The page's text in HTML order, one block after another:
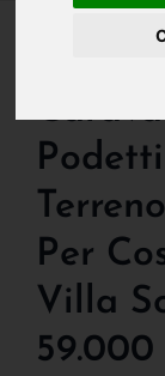
Per
Villa
59.000